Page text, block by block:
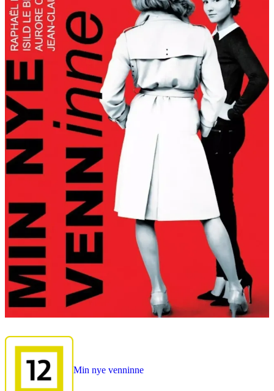
Min nye venninne